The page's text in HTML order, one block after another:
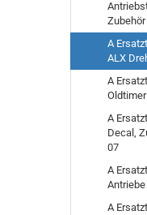
A
ALX
A
A
Decal,
07
A
A